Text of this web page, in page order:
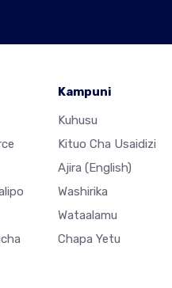
Kampuni
Kuhusu
Kituo Cha Usaidizi
Ajira (English)
Washirika
Wataalamu
Chapa Yetu